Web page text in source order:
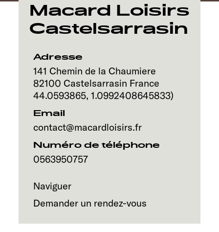
Nos concessionnaires
Découvrir
Service
Macard Loisirs
Castelsarrasin
Adresse
141 Chemin de la Chaumiere
82100 Castelsarrasin France
44.0593865, 1.0992408645833)
Email
contact@macardloisirs.fr
Numéro de téléphone
0563950757
Naviguer
Demander un rendez-vous